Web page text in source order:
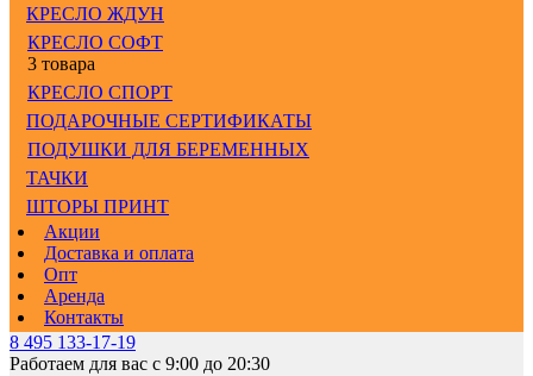
КРЕСЛО ЖДУН
КРЕСЛО СОФТ
3 товара
КРЕСЛО СПОРТ
ПОДАРОЧНЫЕ СЕРТИФИКАТЫ
ПОДУШКИ ДЛЯ БЕРЕМЕННЫХ
ТАЧКИ
ШТОРЫ ПРИНТ
Акции
Доставка и оплата
Опт
Аренда
Контакты
8 495 133-17-19
Работаем для вас с 9:00 до 20:30